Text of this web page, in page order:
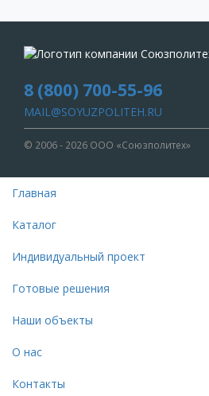
8 (800) 700-55-96
MAIL@SOYUZPOLITEH.RU
© 2006 - 2026 ООО «Союзполитех»
Главная
Каталог
Индивидуальный проект
Готовые решения
Наши объекты
О нас
Контакты